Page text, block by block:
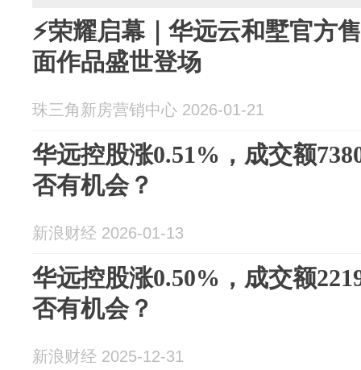
⚡荣耀启幕｜华远云和墅官方
面作品盛世登场
珠三角新房营销中心 2026-01-21
华远控股涨0.51%，成交额
否有机会？
新浪财经 2026-01-13
华远控股涨0.50%，成交额
否有机会？
新浪财经 2025-12-31